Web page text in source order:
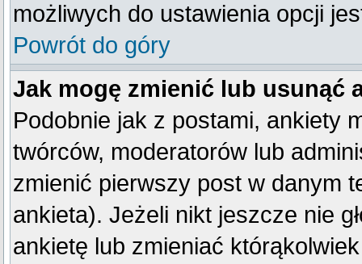
możliwych do ustawienia opcji
Powrót do góry
Jak mogę zmienić lub usunąć
Podobnie jak z postami, ankiety
twórców, moderatorów lub
zmienić pierwszy post w danym
ankieta). Jeżeli nikt jeszcze nie
ankietę lub zmieniać